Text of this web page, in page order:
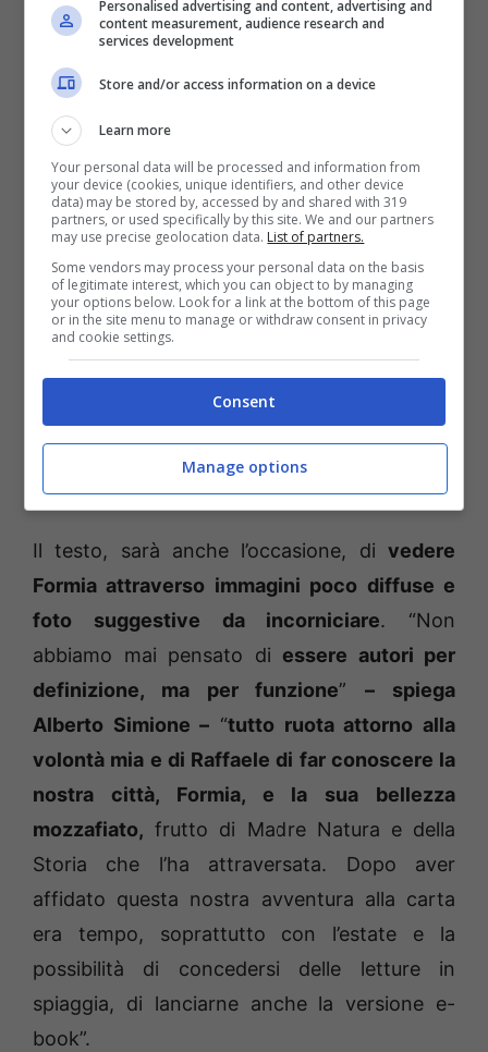
ma è anche la Storia della loro cittàe il loro
modo di raccontarla in un incontro
generazionale tra tradizione e nuovi media,
tra mezzi di comunicazioni di epoche
mediatiche differenti, partendo dai post
social dell’appassionato Capolino, divenuti poi
articoli per il sito web www.formiae.it – ideato
e realizzato sempre dall’associazione
“WebProgens” – ed, infine,questo libro, che
oggi diventa e-book, conservando anche la
particolare impaginazione e ancora
arricchita da splendide immagini
, frutto di un
certosino lavoro di ricerca e dal puntuale
lavoro fotografico di Fausto Forcina.
Il testo, sarà anche l’occasione, di vedere
Formia attraverso immagini poco diffuse e
foto suggestive da incorniciare. “Non
abbiamo mai pensato di essere autori per
definizione, ma per funzione”– spiega
Alberto Simione – “tutto ruota attorno alla
volontà mia e di Raffaele di far conoscere la
nostra città, Formia, e la sua bellezza
mozzafiato, frutto di Madre Natura e della
Storia che l’ha attraversata. Dopo aver
affidato questa nostra avventura alla carta
era tempo, soprattutto con l’estate e la
possibilità di concedersi delle letture in
spiaggia, di lanciarne anche la versione e-
book”.
Personalised advertising and content, advertising and
content measurement, audience research and
services development
Store and/or access information on a device
Learn more
Your personal data will be processed and information from
your device (cookies, unique identifiers, and other device
data) may be stored by, accessed by and shared with 319
partners, or used specifically by this site. We and our partners
may use precise geolocation data. List of partners.
Some vendors may process your personal data on the basis
of legitimate interest, which you can object to by managing
your options below. Look for a link at the bottom of this page
or in the site menu to manage or withdraw consent in privacy
and cookie settings.
Consent
Manage options